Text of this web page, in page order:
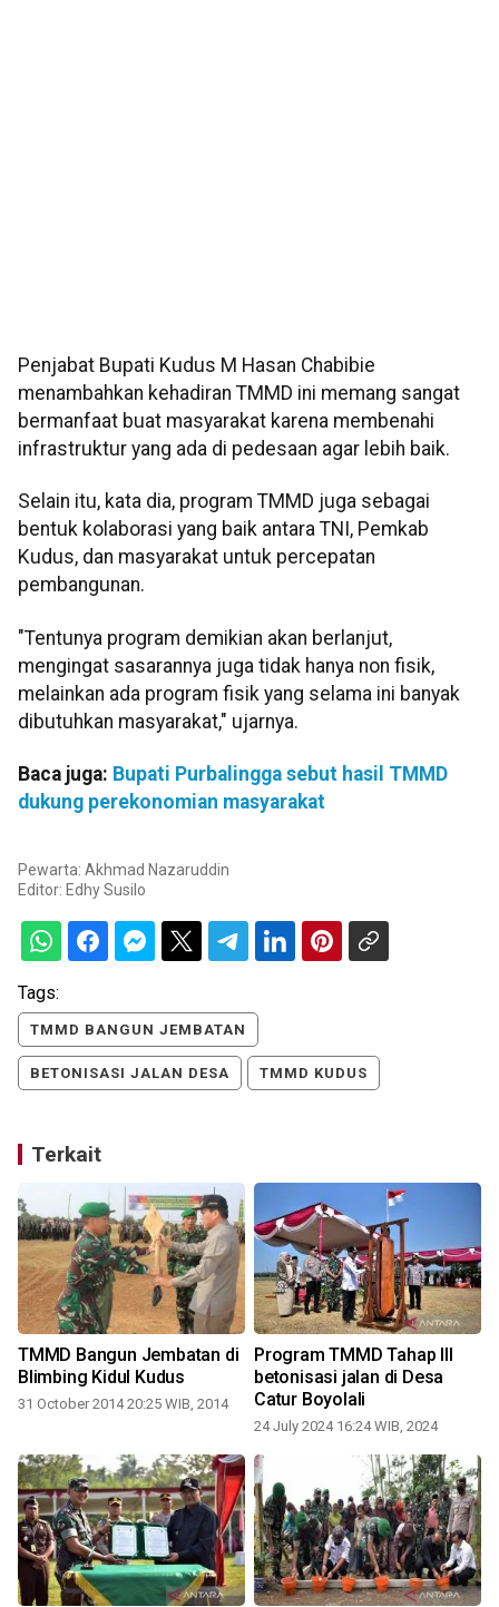
Penjabat Bupati Kudus M Hasan Chabibie
menambahkan kehadiran TMMD ini memang sangat
bermanfaat buat masyarakat karena membenahi
infrastruktur yang ada di pedesaan agar lebih baik.
Selain itu, kata dia, program TMMD juga sebagai
bentuk kolaborasi yang baik antara TNI, Pemkab
Kudus, dan masyarakat untuk percepatan
pembangunan.
"Tentunya program demikian akan berlanjut,
mengingat sasarannya juga tidak hanya non fisik,
melainkan ada program fisik yang selama ini banyak
dibutuhkan masyarakat," ujarnya.
Baca juga: Bupati Purbalingga sebut hasil TMMD
dukung perekonomian masyarakat
Pewarta: Akhmad Nazaruddin
Editor: Edhy Susilo
Tags:
TMMD BANGUN JEMBATAN
BETONISASI JALAN DESA TMMD KUDUS
Terkait
TMMD Bangun Jembatan di
Blimbing Kidul Kudus
31 October 2014 20:25 WIB, 2014
Program TMMD Tahap III
betonisasi jalan di Desa
Catur Boyolali
24 July 2024 16:24 WIB, 2024